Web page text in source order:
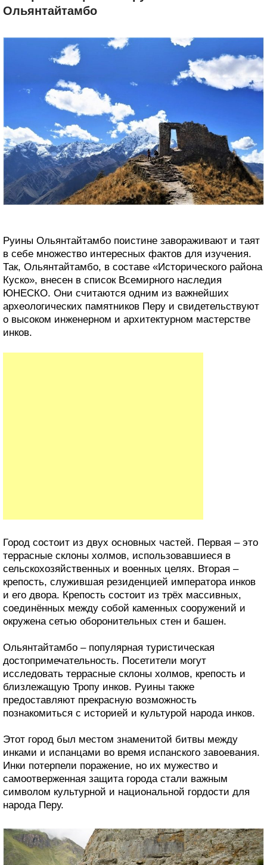
Ольянтайтамбо
Руины Ольянтайтамбо поистине завораживают и таят
в себе множество интересных фактов для изучения.
Так, Ольянтайтамбо, в составе «Исторического района
Куско», внесен в список Всемирного наследия
ЮНЕСКО. Они считаются одним из важнейших
археологических памятников Перу и свидетельствуют
о высоком инженерном и архитектурном мастерстве
инков.
Город состоит из двух основных частей. Первая – это
террасные склоны холмов, использовавшиеся в
сельскохозяйственных и военных целях. Вторая –
крепость, служившая резиденцией императора инков
и его двора. Крепость состоит из трёх массивных,
соединённых между собой каменных сооружений и
окружена сетью оборонительных стен и башен.
Ольянтайтамбо – популярная туристическая
достопримечательность. Посетители могут
исследовать террасные склоны холмов, крепость и
близлежащую Тропу инков. Руины также
предоставляют прекрасную возможность
познакомиться с историей и культурой народа инков.
Этот город был местом знаменитой битвы между
инками и испанцами во время испанского завоевания.
Инки потерпели поражение, но их мужество и
самоотверженная защита города стали важным
символом культурной и национальной гордости для
народа Перу.